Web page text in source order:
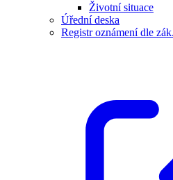
Životní situace
Úřední deska
Registr oznámení dle